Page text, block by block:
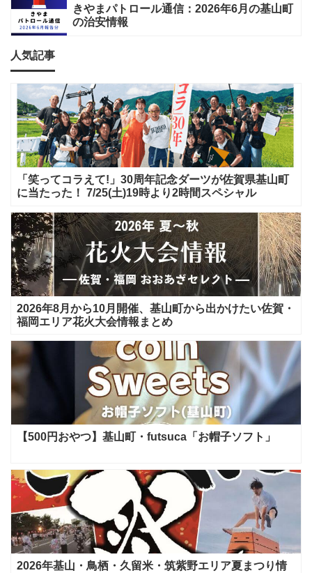
きやまパトロール通信：2026年6月の基山町
の治安情報
人気記事
「笑ってコラえて!」30周年記念ダーツが佐賀県基山町
に当たった！ 7/25(土)19時より2時間スペシャル
2026年8月から10月開催、基山町から出かけたい佐賀・
福岡エリア花火大会情報まとめ
【500円おやつ】基山町・futsuca「お帽子ソフト」
2026年基山・鳥栖・久留米・筑紫野エリア夏まつり情